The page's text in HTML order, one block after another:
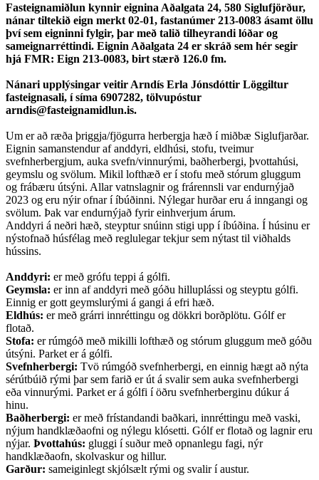
Fasteignamiðlun kynnir eignina Aðalgata 24, 580 Siglufjörður,
nánar tiltekið eign merkt 02-01, fastanúmer 213-0083 ásamt öllu
því sem eigninni fylgir, þar með talið tilheyrandi lóðar og
sameignarréttindi. Eignin Aðalgata 24 er skráð sem hér segir
hjá FMR: Eign 213-0083, birt stærð 126.0 fm.
Nánari upplýsingar veitir Arndís Erla Jónsdóttir Löggiltur
fasteignasali, í síma 6907282, tölvupóstur
arndis@fasteignamidlun.is.
Um er að ræða þriggja/fjögurra herbergja hæð í miðbæ Siglufjarðar.
Eignin samanstendur af anddyri, eldhúsi, stofu, tveimur
svefnherbergjum, auka svefn/vinnurými, baðherbergi, þvottahúsi,
geymslu og svölum. Mikil lofthæð er í stofu með stórum gluggum
og frábæru útsýni. Allar vatnslagnir og frárennsli var endurnýjað
2023 og eru nýir ofnar í íbúðinni. Nýlegar hurðar eru á inngangi og
svölum. Þak var endurnýjað fyrir einhverjum árum.
Anddyri á neðri hæð, steyptur snúinn stigi upp í íbúðina. Í húsinu er
nýstofnað húsfélag með reglulegar tekjur sem nýtast til viðhalds
hússins.
Anddyri: er með grófu teppi á gólfi.
Geymsla: er inn af anddyri með góðu hilluplássi og steyptu gólfi.
Einnig er gott geymslurými á gangi á efri hæð.
Eldhús: er með grárri innréttingu og dökkri borðplötu. Gólf er
flotað.
Stofa: er rúmgóð með mikilli lofthæð og stórum gluggum með góðu
útsýni. Parket er á gólfi.
Svefnherbergi: Tvö rúmgóð svefnherbergi, en einnig hægt að nýta
sérútbúið rými þar sem farið er út á svalir sem auka svefnherbergi
eða vinnurými. Parket er á gólfi í öðru svefnherberginu dúkur á
hinu.
Baðherbergi: er með frístandandi baðkari, innréttingu með vaski,
nýjum handklæðaofni og nýlegu klósetti. Gólf er flotað og lagnir eru
nýjar. Þvottahús: gluggi í suður með opnanlegu fagi, nýr
handklæðaofn, skolvaskur og hillur.
Garður: sameiginlegt skjólsælt rými og svalir í austur.